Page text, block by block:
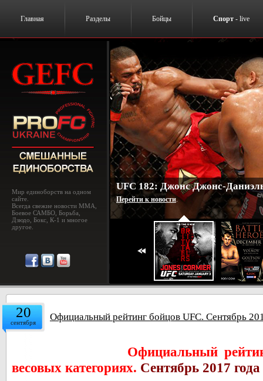
Главная Разделы Бойцы Спорт - live
Мир единоборств на одном
сайте.
Всегда свежие новости MMA,
Боевое САМБО, Борьба,
Дзюдо, Бокс, К-1 и многое
другое.
UFC 182: Джонс Джонс-
Перейти к новости.
20
сентября Официальный рейтинг бойцов UFC. Сентябрь
Официальный
весовых категориях. Сентябрь 2017 года